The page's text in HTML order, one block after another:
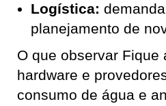
Logística:
planejamento de
O que observar
hardware e
consumo de água e